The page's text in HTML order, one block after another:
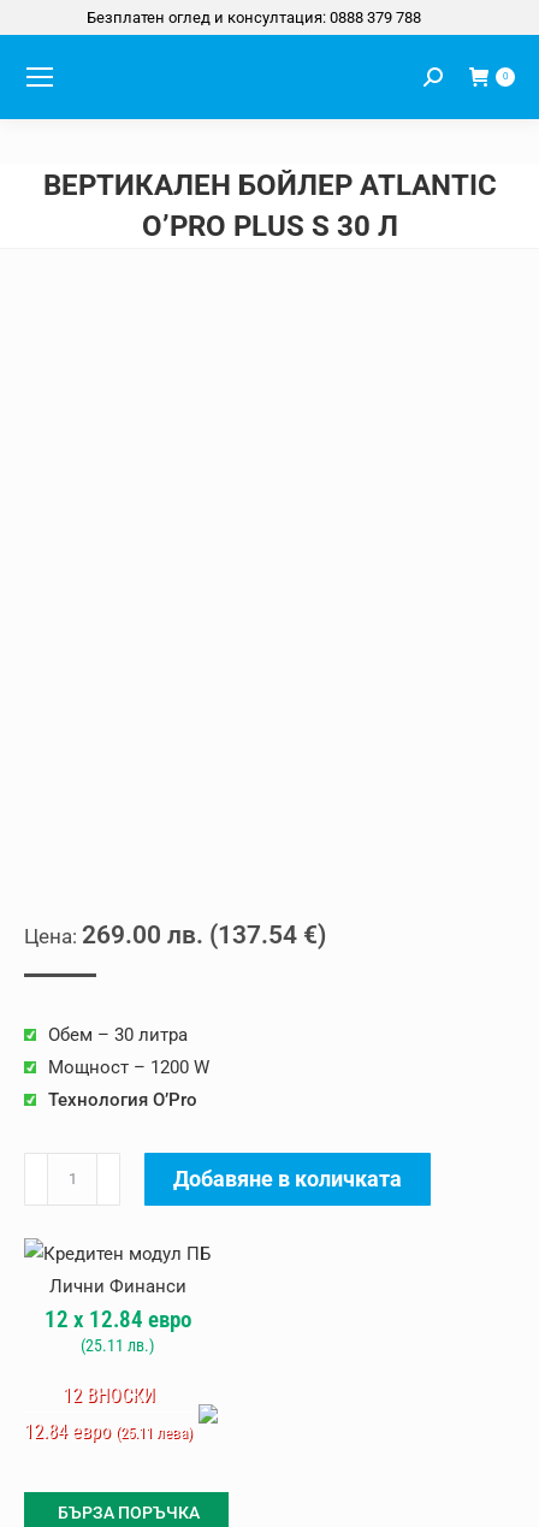
Безплатен оглед и консултация: 0888 379 788
Search: 0
ВЕРТИКАЛЕН БОЙЛЕР ATLANTIC
O’PRO PLUS S 30 Л
269.00 лв. (137.54 €)
Обем – 30 литра
Мощност – 1200 W
Технология O’Pro
за
бойлер
Atlantic
O'Pro
30
Добавяне в количката
12 x 12.84 евро
(25.11 лв.)
12 ВНОСКИ
12.84 евро (25.11 лева)
БЪРЗА ПОРЪЧКА